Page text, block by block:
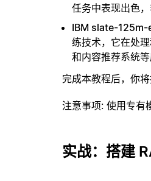
任务中表现出色
IBM slate-
练技术，它在处
和内容推荐系统
完成本教程后，你
注意事项: 使用专有
实战：搭建